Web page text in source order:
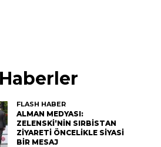
FLASH HABER
ALMAN MEDYASI:
ZELENSKİ’NİN SIRBİSTAN
ZİYARETİ ÖNCELİKLE SİYASİ
BİR MESAJ